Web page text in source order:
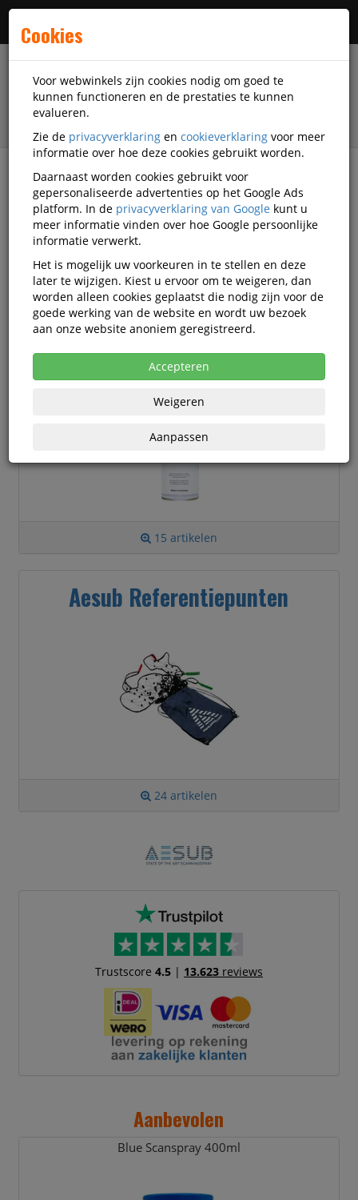
filter
Printer supplies
3D Scanner accessoires
Aesub
Aesub 3D Scanner accessoires
Aesub 3D Scanspray
15 artikelen
Aesub Referentiepunten
24 artikelen
Trustscore 4.5| 13.623reviews
Aanbevolen
Blue Scanspray 400ml
Cookies
Voor webwinkels zijn cookies nodig om goed te
kunnen functioneren en de prestaties te kunnen
evalueren.
Zie de privacyverklaring en cookieverklaring voor meer
informatie over hoe deze cookies gebruikt worden.
Daarnaast worden cookies gebruikt voor
gepersonaliseerde advertenties op het Google Ads
platform. In de privacyverklaring van Google kunt u
meer informatie vinden over hoe Google persoonlijke
informatie verwerkt.
Het is mogelijk uw voorkeuren in te stellen en deze
later te wijzigen. Kiest u ervoor om te weigeren, dan
worden alleen cookies geplaatst die nodig zijn voor de
goede werking van de website en wordt uw bezoek
aan onze website anoniem geregistreerd.
Accepteren
Weigeren
Aanpassen